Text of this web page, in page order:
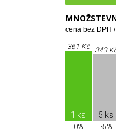
cena bez DPH
361 Kč
1 ks
0%
343
5 ks
-5%